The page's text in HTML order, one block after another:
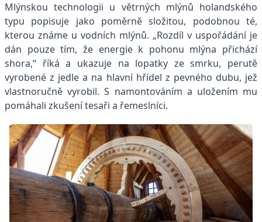
Mlýnskou technologii u větrných mlýnů holandského
typu popisuje jako poměrně složitou, podobnou té,
kterou známe u vodních mlýnů. „Rozdíl v uspořádání je
dán pouze tím, že energie k pohonu mlýna přichází
shora,“ říká a ukazuje na lopatky ze smrku, perutě
vyrobené z jedle a na hlavní hřídel z pevného dubu, jež
vlastnoručně vyrobil. S namontováním a uložením mu
pomáhali zkušení tesaři a řemeslníci.